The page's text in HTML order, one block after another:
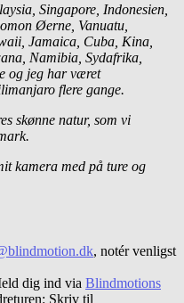
Singapore, Indonesien,
Øerne, Vanuatu,
Jamaica, Cuba, Kina,
Namibia, Sydafrika,
og jeg har været
flere gange.
skønne natur, som vi
kamera med på ture og
, notér venligst
dig ind via Blindmotions
Skriv til